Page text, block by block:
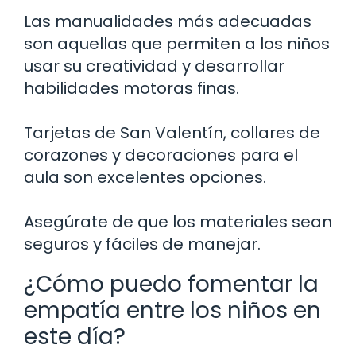
Las manualidades más adecuadas
son aquellas que permiten a los niños
usar su creatividad y desarrollar
habilidades motoras finas.
Tarjetas de San Valentín, collares de
corazones y decoraciones para el
aula son excelentes opciones.
Asegúrate de que los materiales sean
seguros y fáciles de manejar.
¿Cómo puedo fomentar la
empatía entre los niños en
este día?